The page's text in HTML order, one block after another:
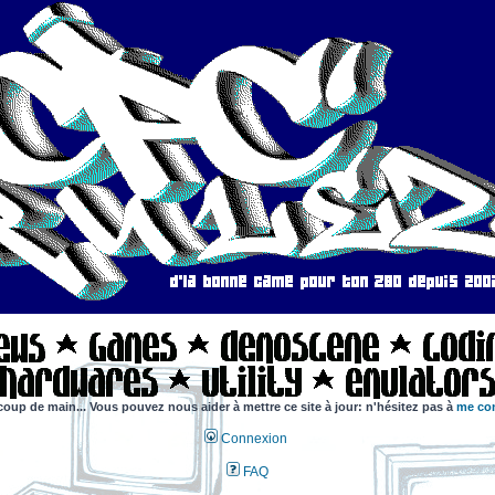
de main... Vous pouvez nous aider à mettre ce site à jour: n'hésitez pas à me
Connexion
FAQ